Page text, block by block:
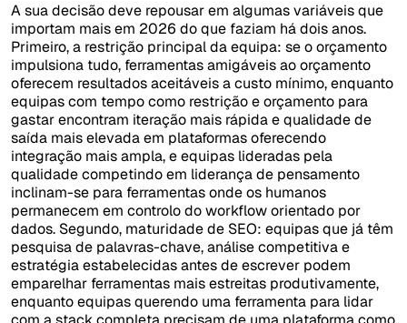
A sua decisão deve repousar em algumas variáveis que
importam mais em 2026 do que faziam há dois anos.
Primeiro, a restrição principal da equipa: se o orçamento
impulsiona tudo, ferramentas amigáveis ao orçamento
oferecem resultados aceitáveis a custo mínimo, enquanto
equipas com tempo como restrição e orçamento para
gastar encontram iteração mais rápida e qualidade de
saída mais elevada em plataformas oferecendo
integração mais ampla, e equipas lideradas pela
qualidade competindo em liderança de pensamento
inclinam-se para ferramentas onde os humanos
permanecem em controlo do workflow orientado por
dados. Segundo, maturidade de SEO: equipas que já têm
pesquisa de palavras-chave, análise competitiva e
estratégia estabelecidas antes de escrever podem
emparelhar ferramentas mais estreitas produtivamente,
enquanto equipas querendo uma ferramenta para lidar